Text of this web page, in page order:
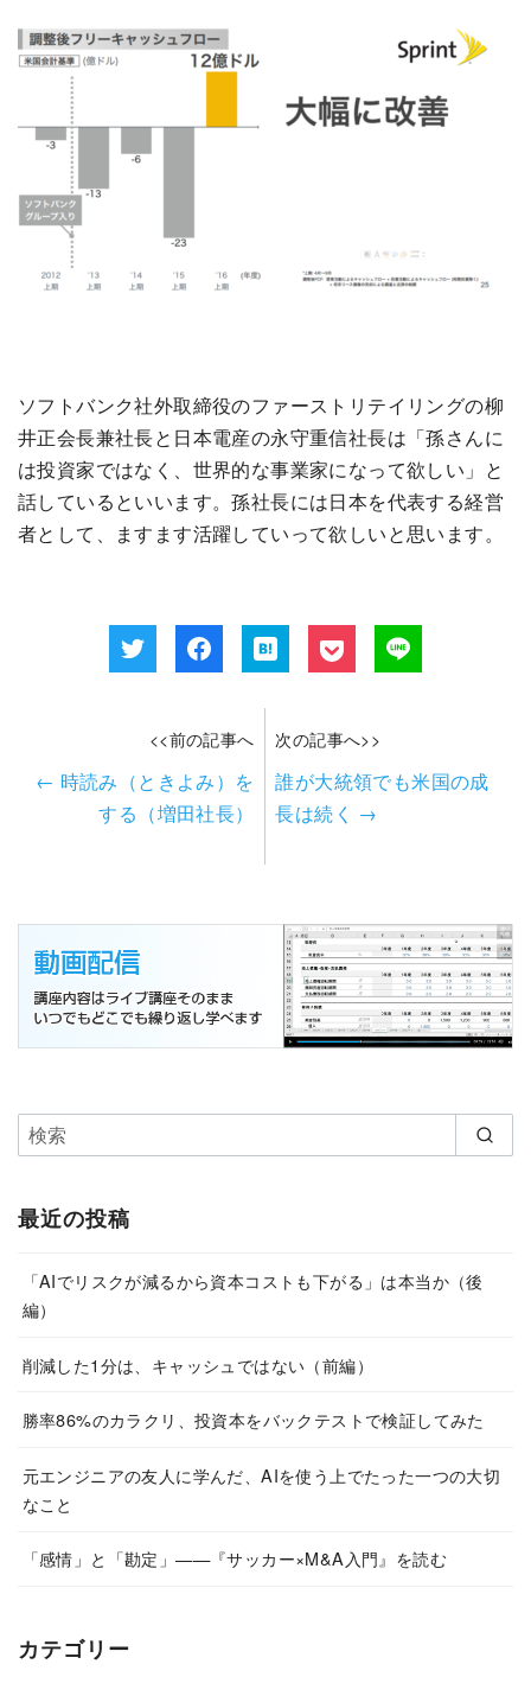
ソフトバンク社外取締役のファーストリテイリングの柳
井正会長兼社長と日本電産の永守重信社長は「孫さんに
は投資家ではなく、世界的な事業家になって欲しい」と
話しているといいます。孫社長には日本を代表する経営
者として、ますます活躍していって欲しいと思います。
<<前の記事へ
← 時読み（ときよみ）を
する（増田社長）
次の記事へ>>
誰が大統領でも米国の成
長は続く →
最近の投稿
「AIでリスクが減るから資本コストも下がる」は本当か（後
編）
削減した1分は、キャッシュではない（前編）
勝率86%のカラクリ、投資本をバックテストで検証してみた
元エンジニアの友人に学んだ、AIを使う上でたった一つの大切
なこと
「感情」と「勘定」——『サッカー×M&A入門』を読む
カテゴリー